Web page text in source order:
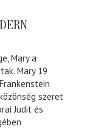
Mary a
Mary 19
szeret
Judit és